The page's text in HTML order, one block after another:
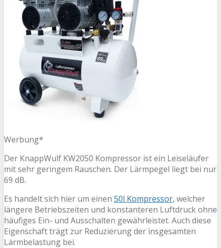
Werbung*
Der KnappWulf KW2050 Kompressor ist ein Leiseläufer
mit sehr geringem Rauschen. Der Lärmpegel liegt bei nur
69 dB.
Es handelt sich hier um einen 50l Kompressor, welcher
längere Betriebszeiten und konstanteren Luftdruck ohne
häufiges Ein- und Ausschalten gewährleistet. Auch diese
Eigenschaft trägt zur Reduzierung der insgesamten
Lärmbelastung bei.